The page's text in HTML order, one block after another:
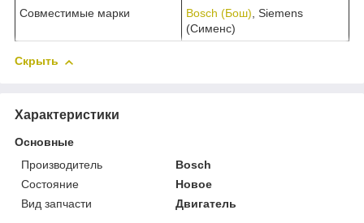
Совместимые марки Bosch (Бош), Siemens
(Сименс)
Скрыть
Характеристики
Основные
Производитель
Bosch
Состояние
Новое
Вид запчасти
Двигатель